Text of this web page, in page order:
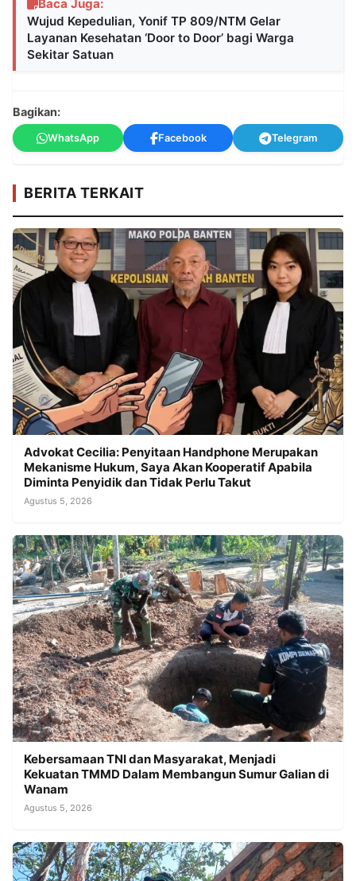
Baca Juga:
Wujud Kepedulian, Yonif TP 809/NTM Gelar
Layanan Kesehatan ‘Door to Door’ bagi Warga
Sekitar Satuan
Bagikan:
WhatsApp Facebook Telegram
BERITA TERKAIT
Advokat Cecilia: Penyitaan Handphone Merupakan
Mekanisme Hukum, Saya Akan Kooperatif Apabila
Diminta Penyidik dan Tidak Perlu Takut
Agustus 5, 2026
Kebersamaan TNI dan Masyarakat, Menjadi
Kekuatan TMMD Dalam Membangun Sumur Galian di
Wanam
Agustus 5, 2026